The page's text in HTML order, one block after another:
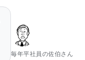
毎年平社員の佐伯さん